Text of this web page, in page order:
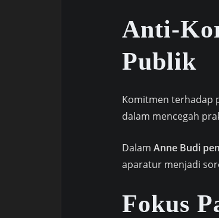
Anti-
Publik
Komitmen terhadap
dalam mencegah
Dalam Anne Budi
aparatur menjadi
Fokus